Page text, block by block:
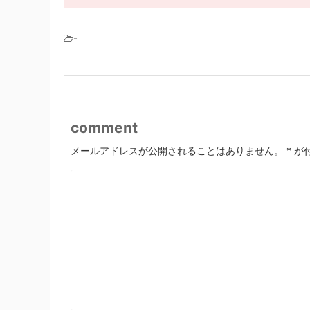
-
comment
メールアドレスが公開されることはありません。 * が